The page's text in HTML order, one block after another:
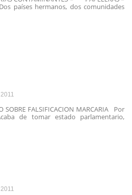
países hermanos, dos comunidades
SOBRE FALSIFICACION MARCARIA Por
de tomar estado parlamentario,